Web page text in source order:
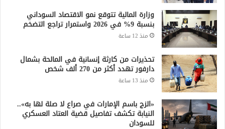
وزارة المالية تتوقع نمو الاقتصاد السوداني
بنسبة 9% في 2026 واستمرار تراجع التضخم
منذ 12 ساعة
تحذيرات من كارثة إنسانية في المالحة بشمال
دارفور تهدد أكثر من 270 ألف شخص
منذ 13 ساعة
«الزج باسم الإمارات في صراع لا صلة لها به»..
النيابة تكشف تفاصيل قضية العتاد العسكري
للسودان